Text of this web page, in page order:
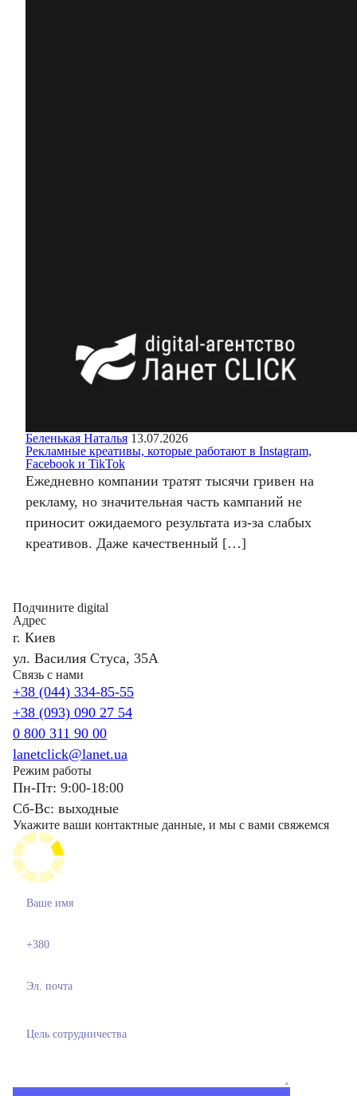
Беленькая Наталья 13.07.2026
Рекламные креативы, которые работают в Instagram,
Facebook и TikTok
Ежедневно компании тратят тысячи гривен на
рекламу, но значительная часть кампаний не
приносит ожидаемого результата из-за слабых
креативов. Даже качественный […]
Подчините digital
Адрес
г. Киев
ул. Василия Стуса, 35А
Связь с нами
+38 (044) 334-85-55
+38 (093) 090 27 54
0 800 311 90 00
lanetclick@lanet.ua
Режим работы
Пн-Пт: 9:00-18:00
Сб-Вс: выходные
Укажите ваши контактные данные, и мы с вами свяжемся